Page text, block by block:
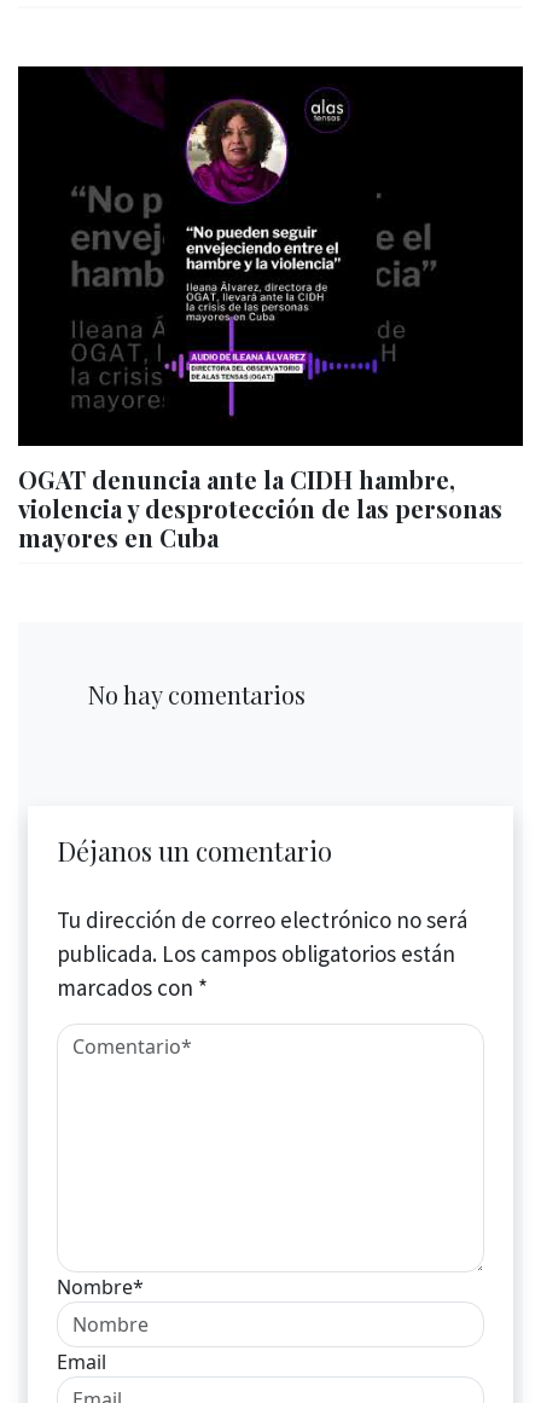
OGAT denuncia ante la CIDH hambre,
violencia y desprotección de las personas
mayores en Cuba
No hay comentarios
Déjanos un comentario
Tu dirección de correo electrónico no será
publicada. Los campos obligatorios están
marcados con *
Nombre*
Email